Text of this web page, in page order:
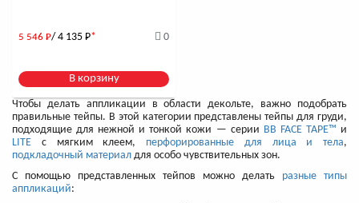
5 546 Р/ 4 135 Р* 0
В корзину
Чтобы делать аппликации в области декольте, важно подобрать
правильные тейпы. В этой категории представлены тейпы для груди,
подходящие для нежной и тонкой кожи — серии BB FACE TAPE™ и
LITE с мягким клеем, перфорированные для лица и тела,
подкладочный материал для особо чувствительных зон.
С помощью представленных тейпов можно делать разные типы
аппликаций: